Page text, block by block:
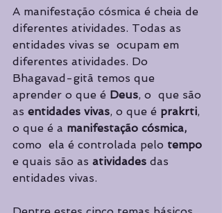
A manifestação cósmica é cheia de
diferentes atividades. Todas as
entidades vivas se  ocupam em
diferentes atividades. Do
Bhagavad-gitã temos que
aprender o que é Deus, o  que são
as entidades vivas, o que é prakrti,
o que é a manifestação cósmica,
como  ela é controlada pelo tempo
e quais são as atividades das
entidades vivas.